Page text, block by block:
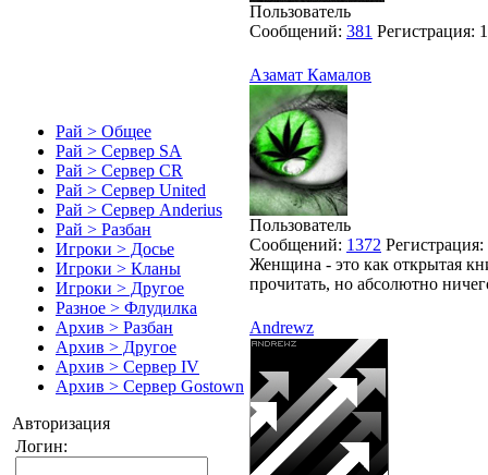
Рай > Общее
Рай > Сервер SA
Рай > Сервер CR
Рай > Сервер United
Рай > Сервер Anderius
Рай > Разбан
Игроки > Досье
Игроки > Кланы
Игроки > Другое
Разное > Флудилка
Архив > Разбан
Архив > Другое
Архив > Сервер IV
Архив > Сервер Gostown
Авторизация
Логин:
Пользователь
Сообщений: 381 Регистрация:
Азамат Камалов
Пользователь
Сообщений: 1372 Регистрация:
Женщина - это как открытая
прочитать, но абсолютно
Andrewz